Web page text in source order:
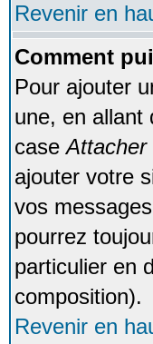
Revenir en
Comment
Pour ajouter
une, en allant
caseAttacher
ajouter votre
vos
pourrez
particulier en
composition).
Revenir en